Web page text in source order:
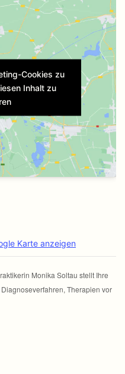
Karte anzeigen
Cookies zu
Inhalt zu
Monika Soltau stellt Ihre
Therapien vor